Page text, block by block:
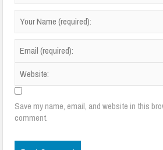
Save my name, email, and website in this
comment.